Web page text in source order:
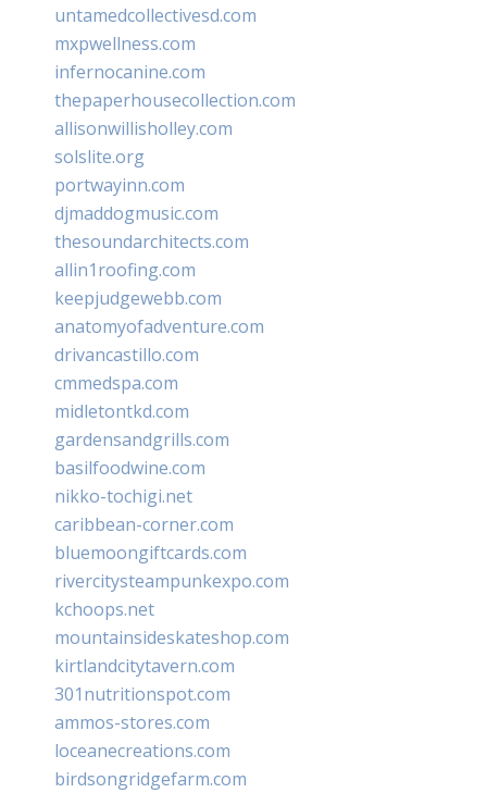
untamedcollectivesd.com
mxpwellness.com
infernocanine.com
thepaperhousecollection.com
allisonwillisholley.com
solslite.org
portwayinn.com
djmaddogmusic.com
thesoundarchitects.com
allin1roofing.com
keepjudgewebb.com
anatomyofadventure.com
drivancastillo.com
cmmedspa.com
midletontkd.com
gardensandgrills.com
basilfoodwine.com
nikko-tochigi.net
caribbean-corner.com
bluemoongiftcards.com
rivercitysteampunkexpo.com
kchoops.net
mountainsideskateshop.com
kirtlandcitytavern.com
301nutritionspot.com
ammos-stores.com
loceanecreations.com
birdsongridgefarm.com